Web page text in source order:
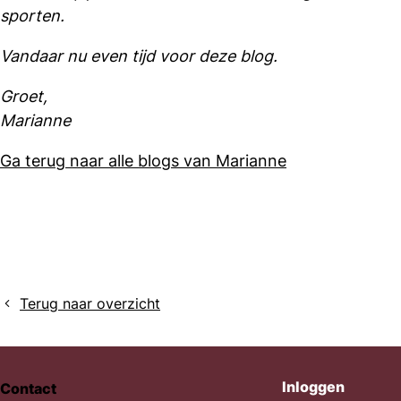
sporten.
Vandaar nu even tijd voor deze blog.
Groet,
Marianne
Ga terug naar alle blogs van Marianne
Terug naar overzicht
Contact
Inloggen